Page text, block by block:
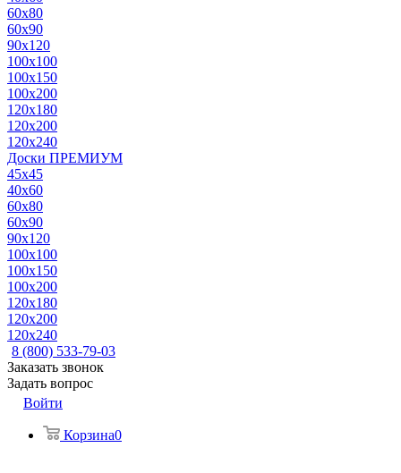
60x80
60x90
90x120
100x100
100x150
100x200
120x180
120x200
120x240
Доски ПРЕМИУМ
45x45
40x60
60x80
60x90
90x120
100x100
100x150
100x200
120x180
120x200
120x240
8 (800) 533-79-03
Заказать звонок
Задать вопрос
Войти
Корзина0